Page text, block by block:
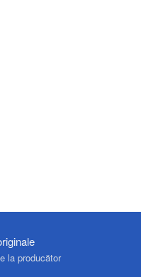
la producător